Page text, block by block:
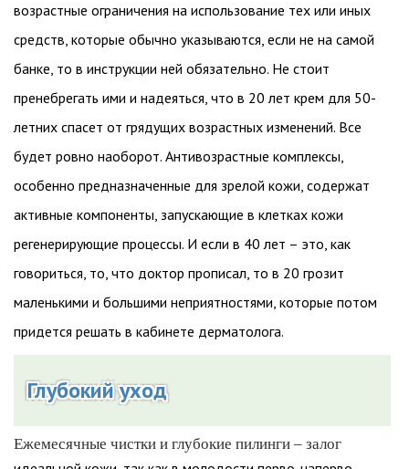
возрастные ограничения на использование тех или иных
средств, которые обычно указываются, если не на самой
банке, то в инструкции ней обязательно. Не стоит
пренебрегать ими и надеяться, что в 20 лет крем для 50-
летних спасет от грядущих возрастных изменений. Все
будет ровно наоборот. Антивозрастные комплексы,
особенно предназначенные для зрелой кожи, содержат
активные компоненты, запускающие в клетках кожи
регенерирующие процессы. И если в 40 лет – это, как
говориться, то, что доктор прописал, то в 20 грозит
маленькими и большими неприятностями, которые потом
придется решать в кабинете дерматолога.
Глубокий уход
Ежемесячные чистки и глубокие пилинги – залог